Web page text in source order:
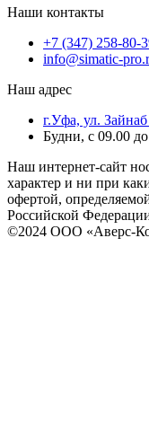
Наши контакты
+7 (347) 258-80-
info@simatic-
Наш адрес
г.Уфа, ул.
Будни, с 09.00
Наш интернет-сайт
характер и ни при
офертой,
Российской
©2024 ООО «Аверс-